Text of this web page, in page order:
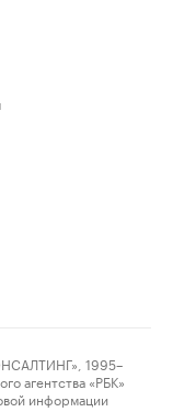
1995–
агентства «РБК»
информации